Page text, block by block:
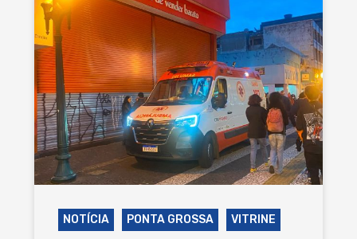
NOTÍCIA PONTA GROSSA VITRINE